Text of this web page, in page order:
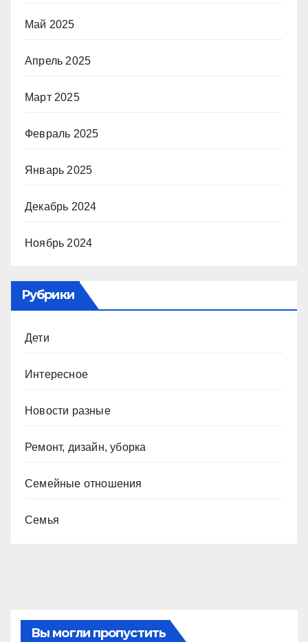
Май 2025
Апрель 2025
Март 2025
Февраль 2025
Январь 2025
Декабрь 2024
Ноябрь 2024
Рубрики
Дети
Интересное
Новости разные
Ремонт, дизайн, уборка
Семейные отношения
Семья
Вы могли пропустить